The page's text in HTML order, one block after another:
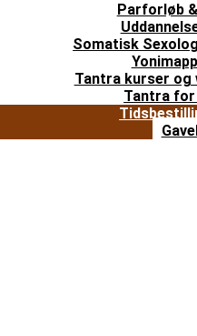
Parforløb
Somatisk
Tantra kurser og
Tantra for